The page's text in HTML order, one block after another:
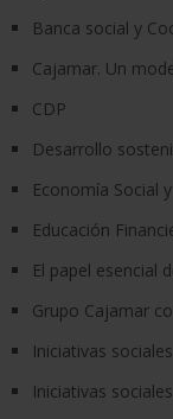
Banca social y
Cajamar. Un
CDP
Desarrollo
Economía Social
Educación
El papel esencial
Grupo Cajamar
Iniciativas
Iniciativas